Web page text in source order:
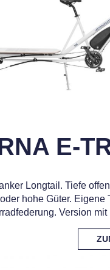
E-
Longtail. Tiefe
hohe Güter. Eigene
Version mit